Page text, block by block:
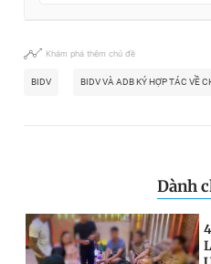
Khám phá thêm chủ đề
BIDV BIDV VÀ ADB KÝ HỢP TÁC VỀ